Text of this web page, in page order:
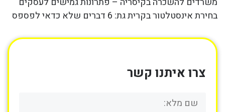
בחירת אינסטלטור בקרית גת: 6 דברים שלא כדאי לפספס
צרו איתנו קשר